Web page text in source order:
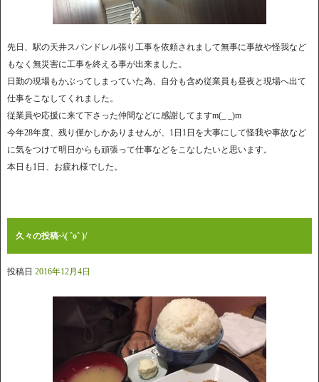
先日、駅の天井スパンドレル張り工事を依頼されまして無事に事故や怪我など
もなく無災害に工事を終える事が出来ました。
日勤の現場もかぶってしまっていた為、自分も含め従業員も昼夜と現場へ出て
仕事をこなしてくれました。
従業員や応援に来て下さった仲間などに感謝してますm(_ _)m
今年28年度、残り僅かしかありませんが、1日1日を大事にして怪我や事故など
に気をつけて明日からも頑張って仕事などをこなしたいと思います。
本日も1日、お疲れ様でした。
久々の投稿~\( ˆoˆ )/
投稿日 2016年12月4日